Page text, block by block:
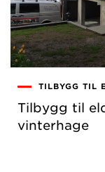
TILBYGG TIL
Tilbygg til
vinterhage